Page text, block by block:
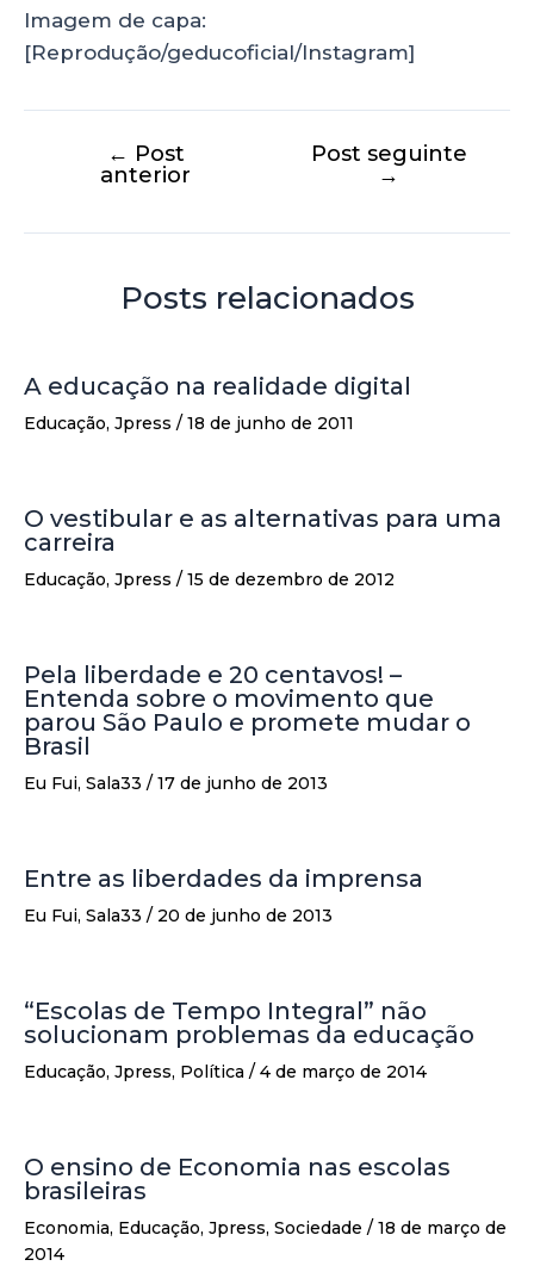
Imagem de capa:
[Reprodução/geducoficial/Instagram]
← Post
anterior
Post seguinte
→
Posts relacionados
A educação na realidade digital
Educação, Jpress / 18 de junho de 2011
O vestibular e as alternativas para uma
carreira
Educação, Jpress / 15 de dezembro de 2012
Pela liberdade e 20 centavos! –
Entenda sobre o movimento que
parou São Paulo e promete mudar o
Brasil
Eu Fui, Sala33 / 17 de junho de 2013
Entre as liberdades da imprensa
Eu Fui, Sala33 / 20 de junho de 2013
“Escolas de Tempo Integral” não
solucionam problemas da educação
Educação, Jpress, Política / 4 de março de 2014
O ensino de Economia nas escolas
brasileiras
Economia, Educação, Jpress, Sociedade / 18 de março de
2014